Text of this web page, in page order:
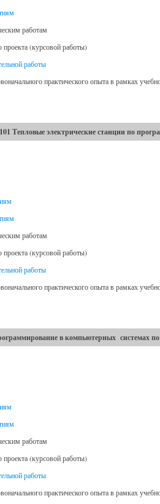
работам
(курсовой работы)
работы
практического опыта в рамках
Тепловые электрические станции по
работам
(курсовой работы)
работы
практического опыта в рамках
в компьютерных системах по
работам
(курсовой работы)
работы
практического опыта в рамках